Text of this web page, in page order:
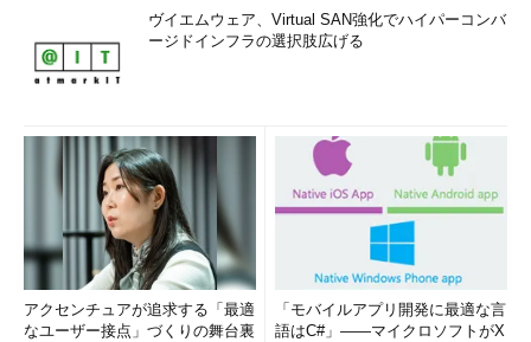
ヴイエムウェア、Virtual SAN強化でハイパーコンバ
ージドインフラの選択肢広げる
アクセンチュアが追求する「最適
なユーザー接点」づくりの舞台裏
「モバイルアプリ開発に最適な言
語はC#」――マイクロソフトがX